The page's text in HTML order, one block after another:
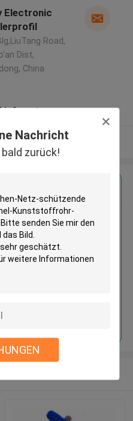
Nachricht
zurück!
Electronic
Road,
Dist,
China
mehr an
Preis für
Netz-
Masche, die,
Ärmel-
Geflecht bunt